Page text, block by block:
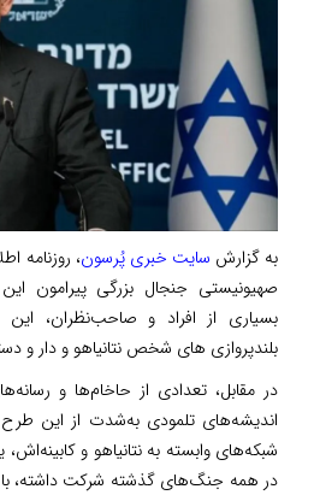
به گزارش سایت خبری پُرسون، روزنامه
صهیونیستی جنجال بزرگی پیرامون
بسیاری از افراد و صاحب‌نظران،
بلندپروازی‌ های شخص نتانیاهو و دار و
در مقابل، تعدادی از حاخام‌ها و
اندیشه‌های تلمودی به‌شدت از این
شبکه‌های وابسته به نتانیاهو و
در همه جنگ‌های گذشته شرکت داشته،